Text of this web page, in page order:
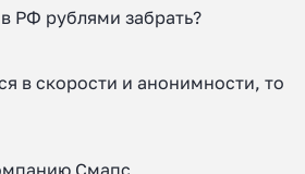
РФ рублями забрать?
в скорости и анонимности, то
Смапс